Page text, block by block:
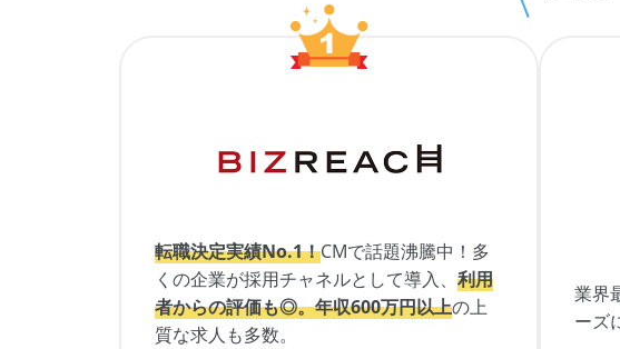
転職決定実績No.1！CMで話題沸騰中！多
くの企業が採用チャネルとして導入、 利用
者からの評価も◎。年収600万円以上の上
質な求人も多数。
業界
ーズ